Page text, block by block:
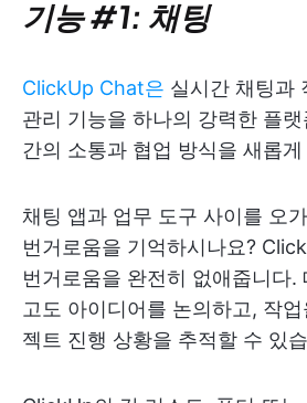
기능 #1: 채팅
ClickUp Chat은 실시간 채팅과
관리 기능을 하나의 강력한 플
간의 소통과 협업 방식을 새롭
채팅 앱과 업무 도구 사이를 오
번거로움을 기억하시나요?
번거로움을 완전히 없애줍니다.
고도 아이디어를 논의하고, 작
젝트 진행 상황을 추적할 수 있